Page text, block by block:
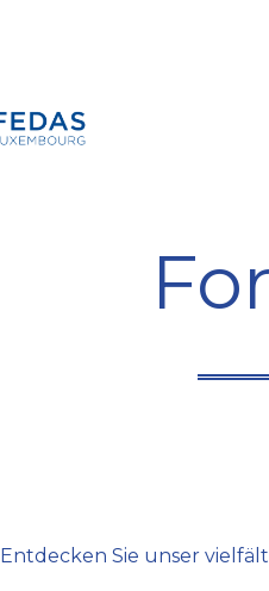
Entdecken Sie unser